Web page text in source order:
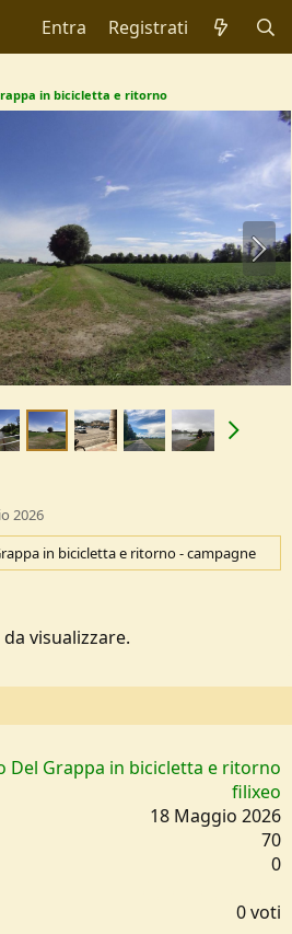
Entra Registrati
in bicicletta e ritorno
2026
in bicicletta e ritorno - campagne
visualizzare.
Del Grappa in bicicletta e ritorno
filixeo
18 Maggio 2026
70
0
0 voti